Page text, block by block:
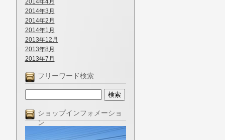
2014年4月
2014年3月
2014年2月
2014年1月
2013年12月
2013年8月
2013年7月
フリーワード検索
ショップインフォメーショ
ン